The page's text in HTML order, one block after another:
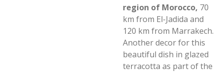
region of Morocco, 70
km from El-Jadida and
120 km from Marrakech.
Another decor for this
beautiful dish in glazed
terracotta as part of the